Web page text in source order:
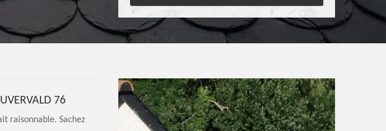
76
raisonnable. Sachez